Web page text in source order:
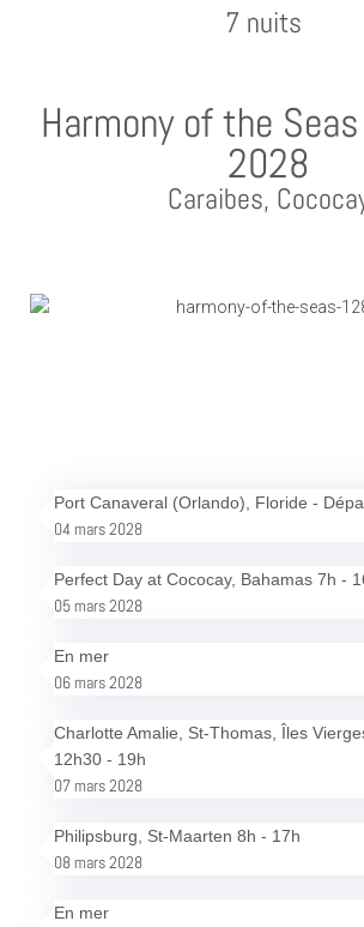
7 nuits
Harmony of the
2028
Caraibes,
Port Canaveral (Orlando), Floride -
04 mars 2028
Perfect Day at Cococay, Bahamas 7h -
05 mars 2028
En mer
06 mars 2028
Charlotte Amalie, St-Thomas, Îles
12h30 - 19h
07 mars 2028
Philipsburg, St-Maarten 8h - 17h
08 mars 2028
En mer